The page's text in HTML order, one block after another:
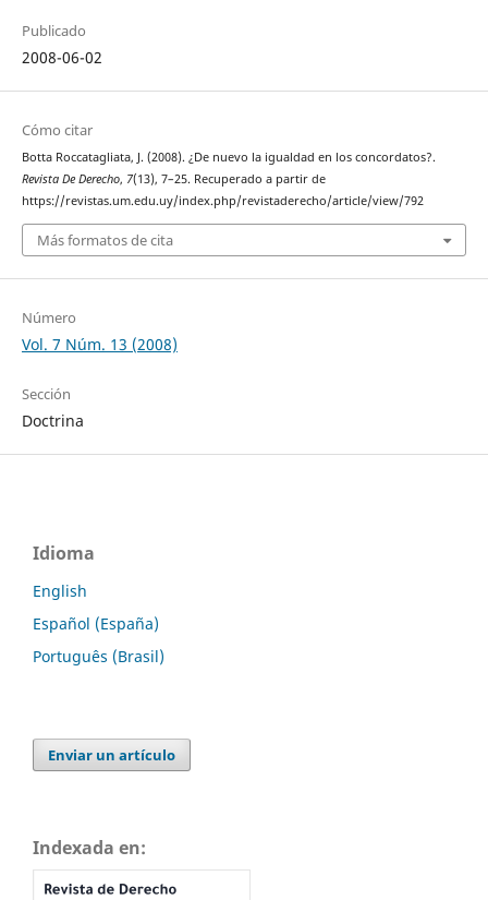
Publicado
2008-06-02
Cómo citar
Botta Roccatagliata, J. (2008). ¿De nuevo la igualdad en los concordatos?.
Revista De Derecho, 7(13), 7–25. Recuperado a partir de
https://revistas.um.edu.uy/index.php/revistaderecho/article/view/792
Más formatos de cita
Número
Vol. 7 Núm. 13 (2008)
Sección
Doctrina
Idioma
English
Español (España)
Português (Brasil)
Enviar un artículo
Indexada en: